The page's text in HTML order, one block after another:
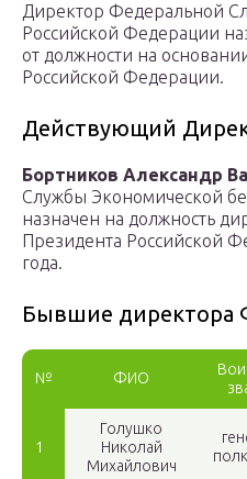
Директор Федеральной
Российской Федерации
от должности на
Российской Федерации.
Действующий
Бортников Александр
Службы Экономической
назначен на должность
Президента Российской
года.
Бывшие директора
№ ФИО
1
Голушко
Николай
Михайлович